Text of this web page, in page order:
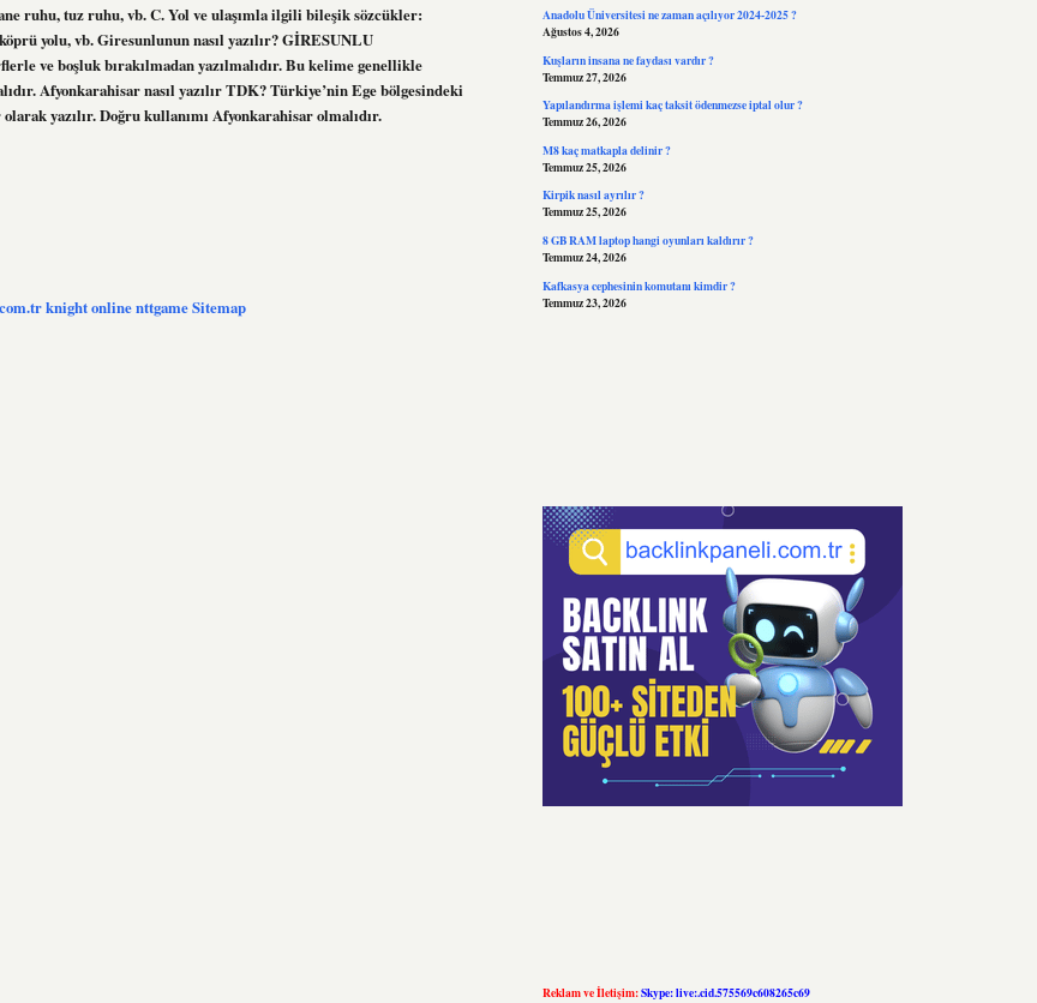
ruhu, tuz ruhu, vb. C. Yol ve ulaşımla ilgili bileşik sözcükler:
yolu, vb. Giresunlunun nasıl yazılır? GİRESUNLU
ve boşluk bırakılmadan yazılmalıdır. Bu kelime genellikle
Afyonkarahisar nasıl yazılır TDK? Türkiye’nin Ege bölgesindeki
yazılır. Doğru kullanımı Afyonkarahisar olmalıdır.
knight onlinenttgameSitemap
Anadolu Üniversitesi ne zaman açılıyor 2024-2025 ?
Ağustos 4, 2026
Kuşların insana ne faydası vardır ?
Temmuz 27, 2026
Yapılandırma işlemi kaç taksit ödenmezse iptal olur ?
Temmuz 26, 2026
M8 kaç matkapla delinir ?
Temmuz 25, 2026
Kirpik nasıl ayrılır ?
Temmuz 25, 2026
8 GB RAM laptop hangi oyunları kaldırır ?
Temmuz 24, 2026
Kafkasya cephesinin komutanı kimdir ?
Temmuz 23, 2026
Reklam ve İletişim:Skype: live:.cid.575569c608265c69